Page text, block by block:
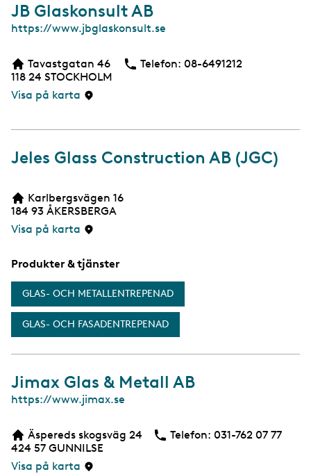
JB Glaskonsult AB
W
b
s
i
https://www.jbglaskonsult.se
Tavastgatan 46
118 24 STOCKHOLM
Visa på karta
Telefon: Telefon
08-6491212
Jeles Glass Construction AB (JGC)
Karlbergsvägen 16
184 93 ÅKERSBERGA
Visa på karta
Produkter & tjänster
GLAS- OCH METALLENTREPENAD
GLAS- OCH FASADENTREPENAD
Jimax Glas & Metall AB
W
b
s
i
https://www.jimax.se
Äspereds skogsväg 24
424 57 GUNNILSE
Visa på karta
Telefon: Telefon
031-762 07 77